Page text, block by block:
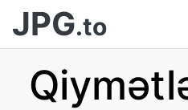
JPG.to